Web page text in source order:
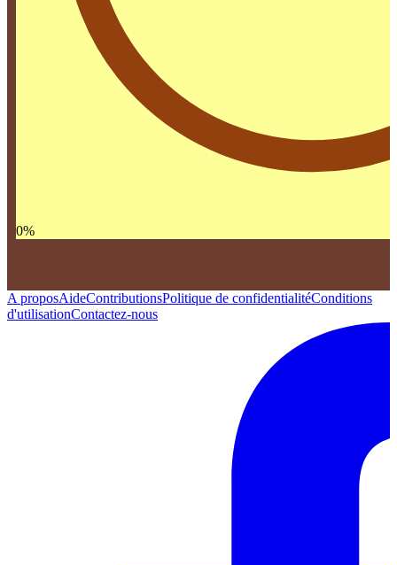
0%
A proposAideContributionsPolitique de confidentialitéConditions
d'utilisationContactez-nous